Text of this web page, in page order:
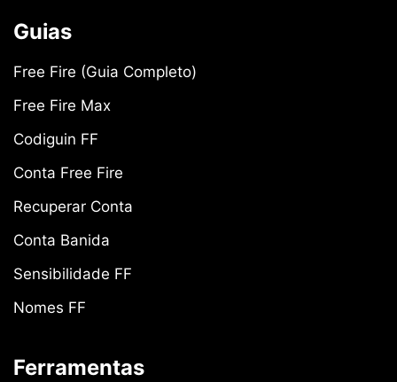
Guias
Free Fire (Guia Completo)
Free Fire Max
Codiguin FF
Conta Free Fire
Recuperar Conta
Conta Banida
Sensibilidade FF
Nomes FF
Ferramentas